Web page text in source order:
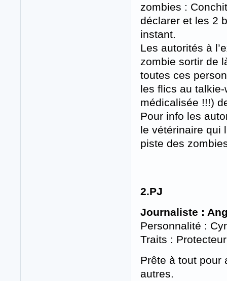
zombies :
déclarer et les 2
instant.
Les autorités à
zombie sortir de
toutes ces
les flics au
médicalisée !!!)
Pour info les
le vétérinaire qui
piste des
2.PJ
Journaliste :
Personnalité :
Traits :
Prête à tout pour
autres.